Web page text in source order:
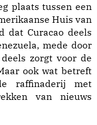
plaats tussen een
Huis van
dat Curacao deels
mede door
zorgt voor de
ook wat betreft
raffinaderij met
van nieuws